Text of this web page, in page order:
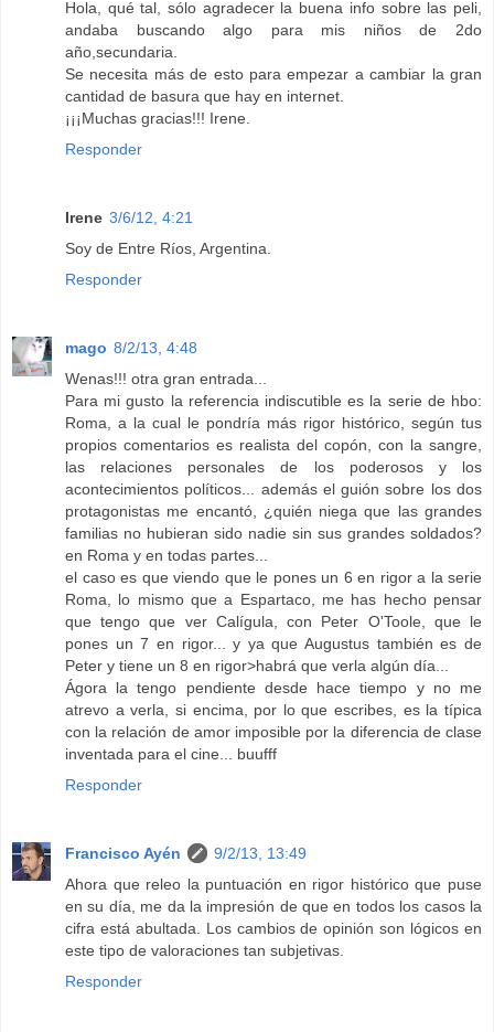
Hola, qué tal, sólo agradecer la buena info sobre las peli,
andaba buscando algo para mis niños de 2do
año,secundaria.
Se necesita más de esto para empezar a cambiar la gran
cantidad de basura que hay en internet.
¡¡¡Muchas gracias!!! Irene.
Responder
Irene 3/6/12, 4:21
Soy de Entre Ríos, Argentina.
Responder
mago 8/2/13, 4:48
Wenas!!! otra gran entrada...
Para mi gusto la referencia indiscutible es la serie de hbo:
Roma, a la cual le pondría más rigor histórico, según tus
propios comentarios es realista del copón, con la sangre,
las relaciones personales de los poderosos y los
acontecimientos políticos... además el guión sobre los dos
protagonistas me encantó, ¿quién niega que las grandes
familias no hubieran sido nadie sin sus grandes soldados?
en Roma y en todas partes...
el caso es que viendo que le pones un 6 en rigor a la serie
Roma, lo mismo que a Espartaco, me has hecho pensar
que tengo que ver Calígula, con Peter O'Toole, que le
pones un 7 en rigor... y ya que Augustus también es de
Peter y tiene un 8 en rigor>habrá que verla algún día...
Ágora la tengo pendiente desde hace tiempo y no me
atrevo a verla, si encima, por lo que escribes, es la típica
con la relación de amor imposible por la diferencia de clase
inventada para el cine... buufff
Responder
Francisco Ayén
9/2/13, 13:49
Ahora que releo la puntuación en rigor histórico que puse
en su día, me da la impresión de que en todos los casos la
cifra está abultada. Los cambios de opinión son lógicos en
este tipo de valoraciones tan subjetivas.
Responder